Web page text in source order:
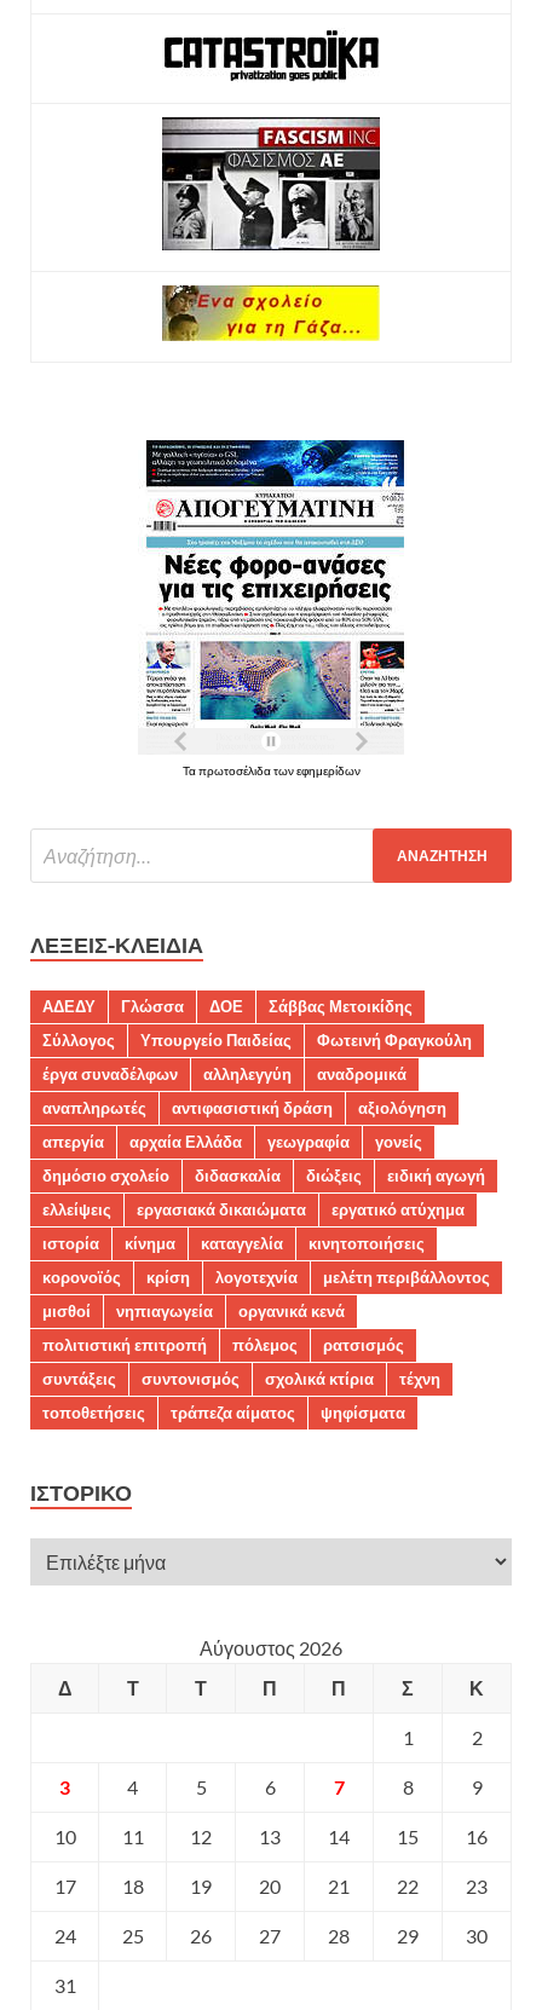
Τα πρωτοσέλιδα των εφημερίδων
ΛΈΞΕΙΣ-ΚΛΕΙΔΙΆ
ΑΔΕΔΥ Γλώσσα ΔΟΕ
Σάββας Μετοικίδης
Σύλλογος
Υπουργείο Παιδείας
Φωτεινή Φραγκούλη
έργα συναδέλφων
αλληλεγγύη
αναδρομικά
αναπληρωτές
αντιφασιστική δράση
αξιολόγηση
απεργία
αρχαία Ελλάδα γεωγραφία
γονείς
δημόσιο σχολείο
διδασκαλία διώξεις
ειδική αγωγή
ελλείψεις
εργασιακά δικαιώματα
εργατικό ατύχημα
ιστορία
κίνημα καταγγελία
κινητοποιήσεις
κορονοϊός
κρίση λογοτεχνία
μελέτη περιβάλλοντος
μισθοί
νηπιαγωγεία
οργανικά κενά
πολιτιστική επιτροπή
πόλεμος
ρατσισμός
συντάξεις
συντονισμός σχολικά κτίρια
τέχνη
τοποθετήσεις
τράπεζα αίματος ψηφίσματα
ΙΣΤΟΡΙΚΌ
Αύγουστος 2026
Δ
Τ Τ Π Π Σ Κ
1 2
3 4 5 6 7 8 9
10 11 12 13 14 15 16
17 18 19 20 21 22 23
24 25 26 27 28 29 30
31